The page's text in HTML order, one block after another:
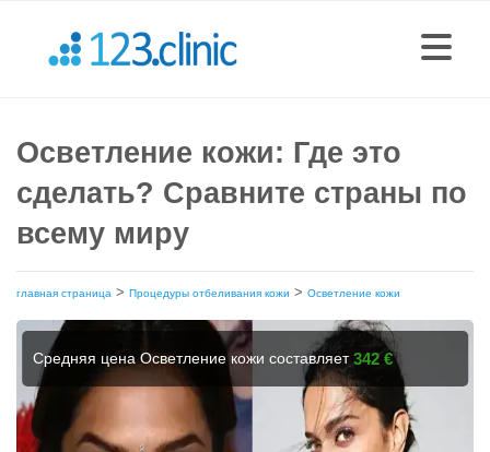
Осветление кожи: Где это
сделать? Сравните страны по
всему миру
главная страница > Процедуры отбеливания кожи > Осветление кожи
Средняя цена Осветление кожи составляет342 €